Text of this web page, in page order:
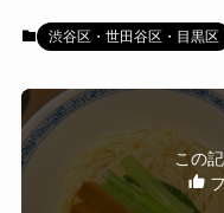
渋谷区・世田谷区・目黒区
この